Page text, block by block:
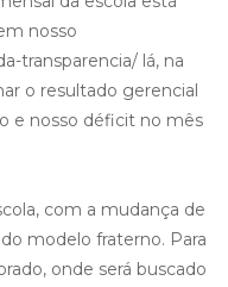
nosso
transparencia/ lá, na
o resultado gerencial
e nosso déficit no mês
com a mudança de
modelo fraterno. Para
onde será buscado